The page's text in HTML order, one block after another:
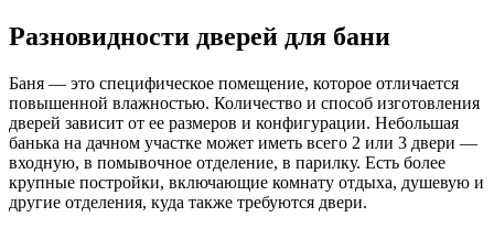
Разновидности дверей для бани
Баня — это специфическое помещение, которое отличается
повышенной влажностью. Количество и способ изготовления
дверей зависит от ее размеров и конфигурации. Небольшая
банька на дачном участке может иметь всего 2 или 3 двери —
входную, в помывочное отделение, в парилку. Есть более
крупные постройки, включающие комнату отдыха, душевую и
другие отделения, куда также требуются двери.